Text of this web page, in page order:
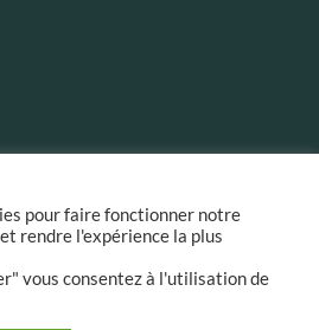
de Livraison
pour faire fonctionner notre
rendre l'expérience la plus
vous consentez à l'utilisation de